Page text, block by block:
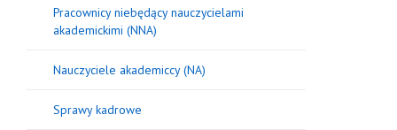
Pracownicy niebędący nauczycielami
akademickimi (NNA)
Nauczyciele akademiccy (NA)
Sprawy kadrowe